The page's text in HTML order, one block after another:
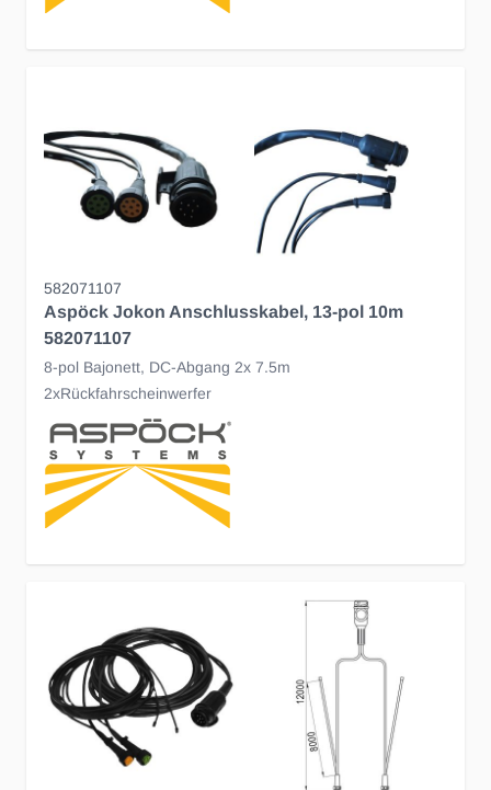
582071107
Aspöck Jokon Anschlusskabel, 13-pol 10m
582071107
8-pol Bajonett, DC-Abgang 2x 7.5m
2xRückfahrscheinwerfer